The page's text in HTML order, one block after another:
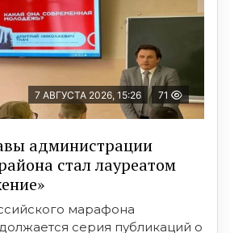
7 АВГУСТА 2026, 15:26 71
администрации
стал лауреатом
марафона
серия публикаций о